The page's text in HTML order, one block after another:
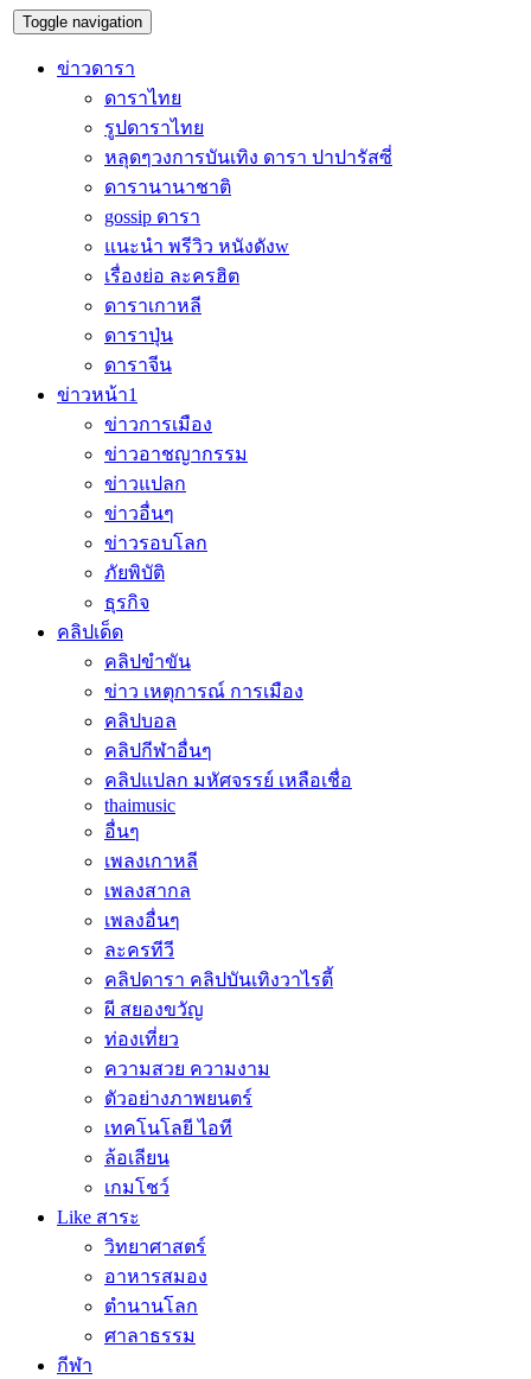
Toggle navigation
ข่าวดารา
ดาราไทย
รูปดาราไทย
หลุดๆวงการบันเทิง ดารา ปาปารัสซี่
ดารานานาชาติ
gossip ดารา
แนะนำ พรีวิว หนังดังw
เรื่องย่อ ละครฮิต
ดาราเกาหลี
ดาราปุ่น
ดาราจีน
ข่าวหน้า1
ข่าวการเมือง
ข่าวอาชญากรรม
ข่าวแปลก
ข่าวอื่นๆ
ข่าวรอบโลก
ภัยพิบัติ
ธุรกิจ
คลิปเด็ด
คลิปขำขัน
ข่าว เหตุการณ์ การเมือง
คลิปบอล
คลิปกีฬาอื่นๆ
คลิปแปลก มหัศจรรย์ เหลือเชื่อ
thaimusic
อื่นๆ
เพลงเกาหลี
เพลงสากล
เพลงอื่นๆ
ละครทีวี
คลิปดารา คลิปบันเทิงวาไรตี้
ผี สยองขวัญ
ท่องเที่ยว
ความสวย ความงาม
ตัวอย่างภาพยนตร์
เทคโนโลยี ไอที
ล้อเลียน
เกมโชว์
Like สาระ
วิทยาศาสตร์
อาหารสมอง
ตำนานโลก
ศาลาธรรม
กีฬา